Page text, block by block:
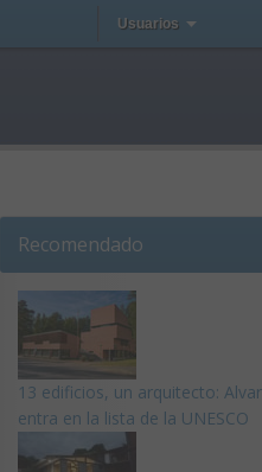
Usuarios
Recomendado
13 edificios, un arquitecto:
entra en la lista de la UNESCO